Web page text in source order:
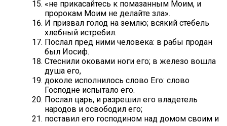
«не прикасайтесь к помазанным Моим, и
пророкам Моим не делайте зла».
И призвал голод на землю; всякий стебель
хлебный истребил.
Послал пред ними человека: в рабы продан
был Иосиф.
Стеснили оковами ноги его; в железо вошла
душа его,
доколе исполнилось слово Его: слово
Господне испытало его.
Послал царь, и разрешил его владетель
народов и освободил его;
поставил его господином над домом своим и